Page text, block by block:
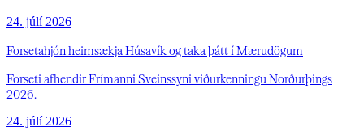
24. júlí 2026
Forsetahjón heimsækja Húsavík og taka þátt í Mærudögum
Forseti afhendir Frímanni Sveinssyni viðurkenningu Norðurþings
2026.
24. júlí 2026